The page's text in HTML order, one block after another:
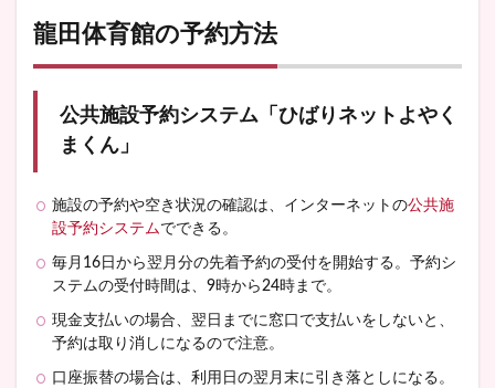
龍田体育館の予約方法
公共施設予約システム「ひばりネットよやく
まくん」
施設の予約や空き状況の確認は、インターネットの公共施
設予約システムでできる。
毎月16日から翌月分の先着予約の受付を開始する。予約シ
ステムの受付時間は、9時から24時まで。
現金支払いの場合、翌日までに窓口で支払いをしないと、
予約は取り消しになるので注意。
口座振替の場合は、利用日の翌月末に引き落としになる。